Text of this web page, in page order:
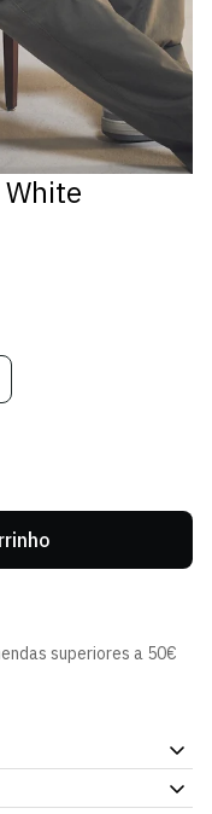
superiores a 50€
oficial do Sporting